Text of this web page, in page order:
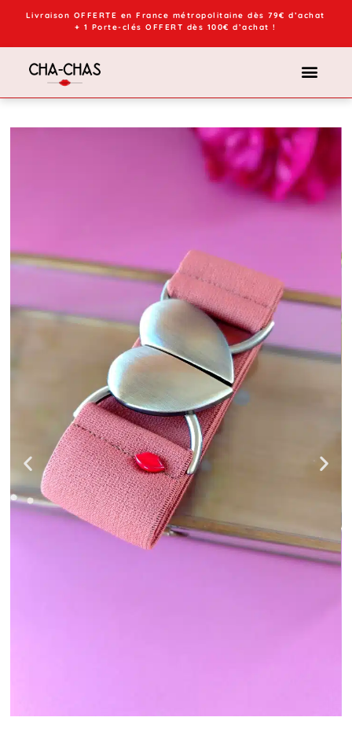
Livraison OFFERTE en France métropolitaine dès 79€ d’achat
+ 1 Porte-clés OFFERT dès 100€ d’achat !